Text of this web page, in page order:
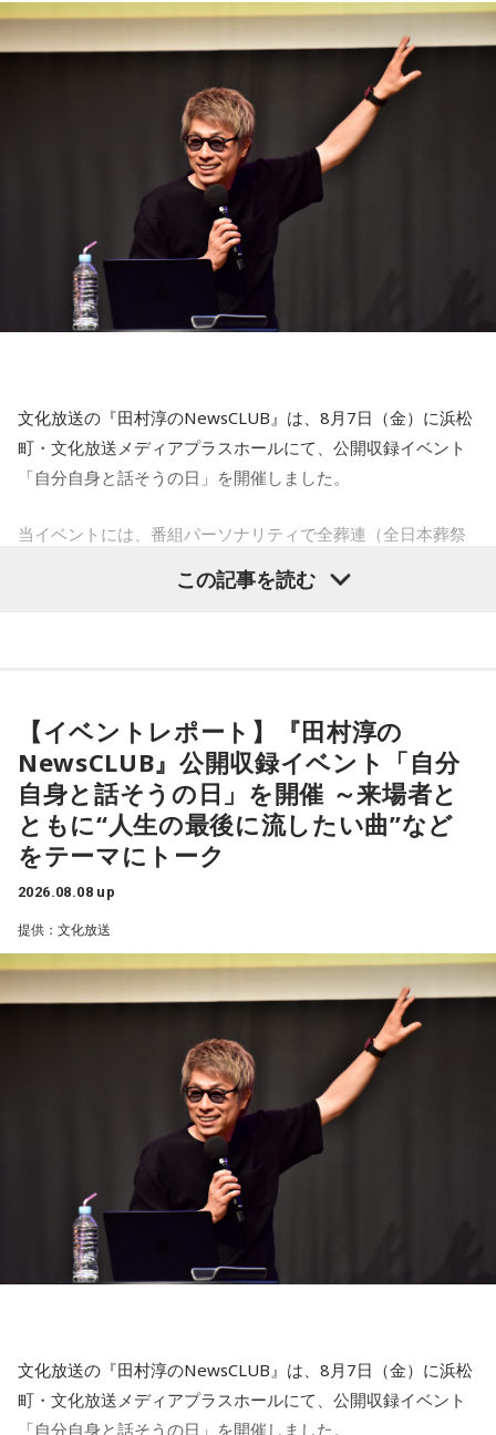
心と身体のメンテナンスを意識しましょう。たくさん睡眠を
取ってリフレッシュするのも良さそうです。
【12位】射手座（いて座）
心のモヤモヤが目立つような日です。今日は頑張らず、1人の
時間を大切にしたり、のんびり過ごす時間を持つようにしま
【今日の一言メッセージ】
今日は不要なものを手放したり、今後の計画を見直すことを
心掛けると良い日です。
■監修者プロフィール：莉瑠（リル）
東京・池袋占い館セレーネ所属。10代に占いに出会い、勉
クスを持つ方に寄り添いたいと本格的に占いの世界に進出。
SATORI電話占い月間ランキング連続1位。占いコンテンツ
『莉瑠と龍神様の絶対神託』リリース。
Webサイト：https://selene-uranai.com/
を大切に過ごしてみましょう。
【4位】山羊座（やぎ座）
対人運が好調です。今日は1対1のコミュニケーションが大切
な日。パートナーや大切な友人と深い話をしたり、普段は話
しづらい話題を取り上げてみたりするには良いタイミングで
【5位】牡牛座（おうし座）
趣味や友達付き合いが活発な運気です。今日は心の充実感を
感じやすい日なので、好きなことをとことん楽しみましょ
う。ラッキーアイテムは、炭酸水。
【6位】乙女座（おとめ座）
【7位】牡羊座（おひつじ座）
マイペースに過ごせると良い日です。今日は部屋の片付けを
したり、書類の整理をしたり、身の回りの整理を心掛けて過
【8位】天秤座（てんびん座）
仕事運が好調な日。今日がお休みの人も忙しさが目立ちそう
に必要なことについて考えてみましょう。ラッキーアイテム
はコーヒー。
【10位】獅子座（しし座）
内省がテーマの日です。今日はこれまでを振り返って色々な
ことを見直してみましょう。スマホのデータの整理をした
り、不要に感じるものは手放してみるのもおすすめです。
【11位】水瓶座（みずがめ座）
日頃の疲れを癒しましょう。今日はマッサージを受けたり、
心と身体のメンテナンスを意識しましょう。たくさん睡眠を
取ってリフレッシュするのも良さそうです。
【12位】射手座（いて座）
心のモヤモヤが目立つような日です。今日は頑張らず、1人の
時間を大切にしたり、のんびり過ごす時間を持つようにしま
【今日の一言メッセージ】
今日は不要なものを手放したり、今後の計画を見直すことを
心掛けると良い日です。
■監修者プロフィール：莉瑠（リル）
クスを持つ方に寄り添いたいと本格的に占いの世界に進出。
SATORI電話占い月間ランキング連続1位。占いコンテンツ
『莉瑠と龍神様の絶対神託』リリース。
文化放送の『田村淳のNewsCLUB』は、8月7日（金）に浜松
町・文化放送メディアプラスホールにて、公開収録イベント
「自分自身と話そうの日」を開催しました。
当イベントには、番組パーソナリティで全葬連（全日本葬祭
業協同組合連合会）のフューネラルアンバサダーも務める田
村淳と、アシスタントの砂山圭大郎アナウンサーが登壇。
昨年に続き2回目の開催となる本イベントは、参加者が自分自
身を見つめ直す2つのコーナーで展開。「自分への表彰状を送
ろう」のコーナーでは、大きな成功でなくても「自分、本当
によく頑張ったな」と思えるこれまでの出来事を、“自分への
表彰状”という形で来場者から募集・紹介。自身の記憶を改め
て言葉にすることで、人生をじっくりと見つめ直す時間とな
りました。
続く「人生の最後に流したい私のエンディング曲」のコーナ
ーでは、来場者が選んだ“人生の最後に流したい一曲”にまつわ
る思い出を紹介。音楽を通してこれまでの人生を振り返りな
がら、これからの“自分らしい生き方”を考える時間を共有しま
した。田村は、人生の最後に流したい曲について、「お葬式
で流す曲は決めている。しかも自分の声で流したいと思っ
て、毎日ギターの弾き語りを書斎で練習して、音源として残
しているんです。娘たちにも聴こえているはずだから、お葬
式のときに『パパが弾いてた曲だ』と思ってもらえたら」と
思いを語りました。
コーナー後には、来場者から田村への質疑応答も実施。最後
には、田村がイベントを振り返り、「リスナーの皆さんのエ
ンディング曲の話とかを聞いているだけでも、僕はポジティ
この記事を読む
【イベントレポート】『田村淳の
NewsCLUB』公開収録イベント「自分
自身と話そうの日」を開催 ～来場者と
ともに“人生の最後に流したい曲”など
をテーマにトーク
2026.08.08 up
提供：文化放送
文化放送の『田村淳のNewsCLUB』は、8月7日（金）に浜松
町・文化放送メディアプラスホールにて、公開収録イベント
「自分自身と話そうの日」を開催しました。